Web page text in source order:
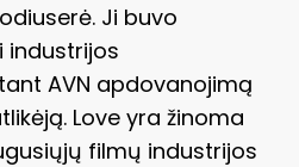
Ji buvo
industrijos
AVN apdovanojimą
Love yra žinoma
filmų industrijos